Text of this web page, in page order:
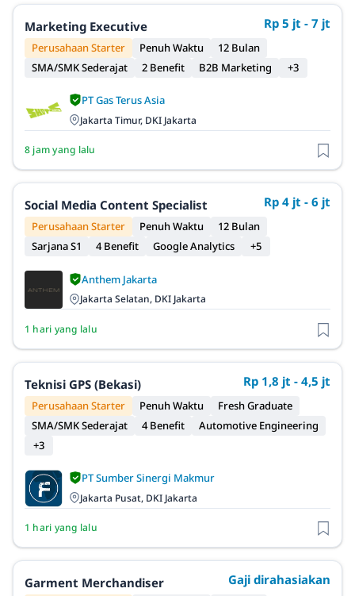
Marketing Executive Rp 5 jt - 7 jt
Perusahaan Starter Penuh Waktu
12 Bulan
SMA/SMK Sederajat
2 Benefit B2B Marketing +3
PT Gas Terus Asia
Jakarta Timur, DKI Jakarta
8 jam yang lalu
Social Media Content Specialist Rp 4 jt - 6 jt
Perusahaan Starter Penuh Waktu
12 Bulan
Sarjana S1
4 Benefit Google Analytics +5
Anthem Jakarta
Jakarta Selatan, DKI Jakarta
1 hari yang lalu
Teknisi GPS (Bekasi) Rp 1,8 jt - 4,5 jt
Perusahaan Starter Penuh Waktu
Fresh Graduate
SMA/SMK Sederajat
4 Benefit
Automotive Engineering
+3
PT Sumber Sinergi Makmur
Jakarta Pusat, DKI Jakarta
1 hari yang lalu
Garment Merchandiser Gaji dirahasiakan